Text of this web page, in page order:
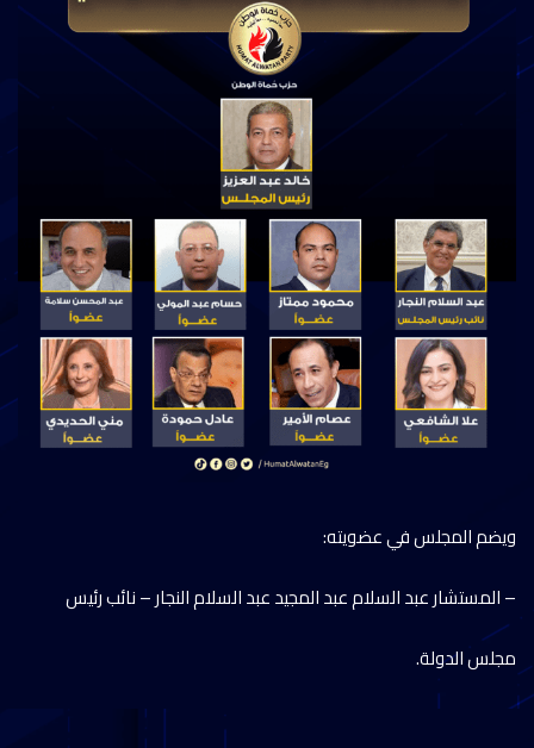
ويضم المجلس في عضويته:
– المستشار عبد السلام عبد المجيد عبد السلام النجار – نائب رئيس
مجلس الدولة.